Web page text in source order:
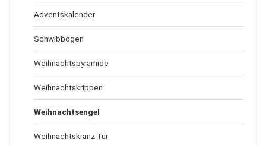
Adventskalender
Schwibbogen
Weihnachtspyramide
Weihnachtskrippen
Weihnachtsengel
Weihnachtskranz Tür